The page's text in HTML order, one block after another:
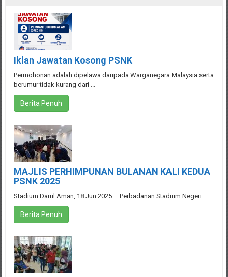
Iklan Jawatan Kosong PSNK
Permohonan adalah dipelawa daripada Warganegara Malaysia serta
berumur tidak kurang dari ...
Berita Penuh
MAJLIS PERHIMPUNAN BULANAN KALI KEDUA
PSNK 2025
Stadium Darul Aman, 18 Jun 2025 – Perbadanan Stadium Negeri ...
Berita Penuh